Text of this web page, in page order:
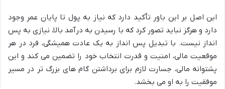
این اصل بر این باور تأکید دارد که نیاز به پول تا پایان عمر وجود
دارد و هرگز نباید تصور کرد که با رسیدن به درآمد بالا، نیازی به پس
انداز نیست. با تبدیل پس انداز به یک عادت همیشگی، فرد در هر
موقعیت مالی، امنیت و قدرت انتخاب خود را تضمین می کند و این
پشتوانه مالی، جسارت لازم برای برداشتن گام های بزرگ تر در مسیر
موفقیت را به او می بخشد.